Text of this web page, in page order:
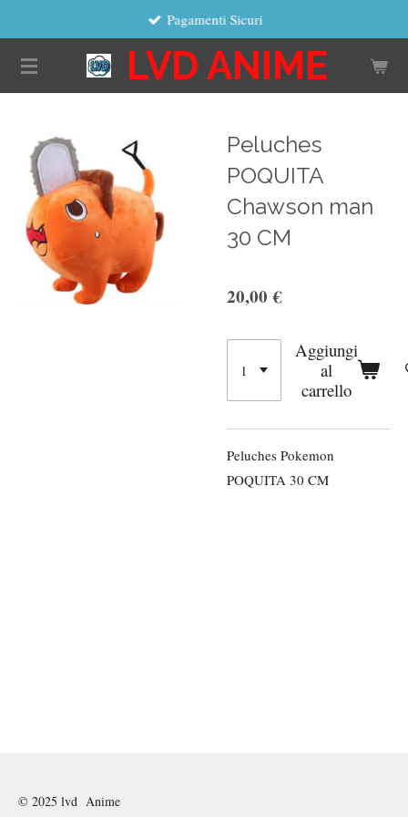
contenuto
principale
LVD ANIME
Pagamenti Sicuri
Peluches
POQUITA
Chawson man
30 CM
20,00 €
Aggiungi
al
carrello
Peluches Pokemon
POQUITA 30 CM
© 2025 lvd Anime